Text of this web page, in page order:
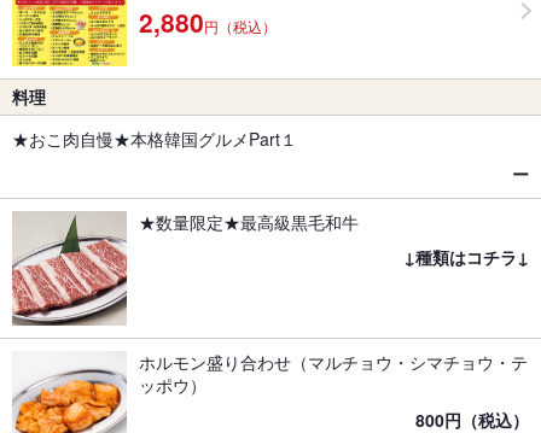
2,880円（税込）
料理
★おこ肉自慢★本格韓国グルメPart１
ー
★数量限定★最高級黒毛和牛
↓種類はコチラ↓
ホルモン盛り合わせ（マルチョウ・シマチョウ・テ
ッポウ）
800円（税込）